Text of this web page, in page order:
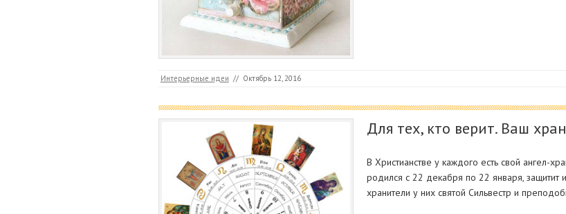
Интерьерные идеи // Октябрь 12, 2016
Для тех, кто верит. Ваш
В Христианстве у каждого есть свой ангел-
родился с 22 декабря по 22 января,
хранители у них святой Сильвестр и